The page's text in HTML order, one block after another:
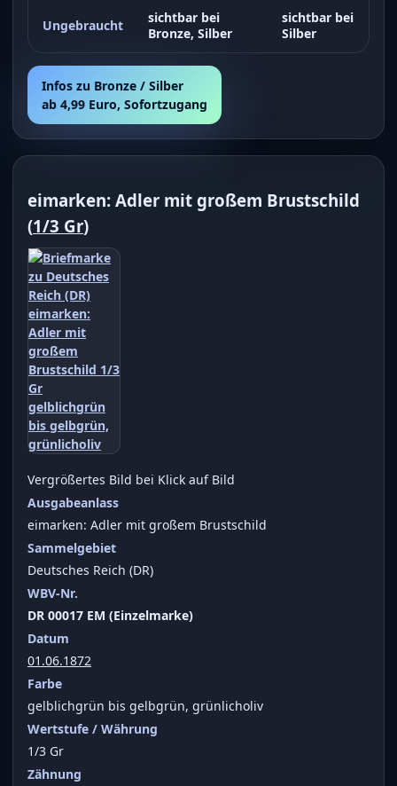
Ungebraucht
sichtbar bei
Bronze, Silber
sichtbar bei
Silber
Infos zu Bronze / Silber
ab 4,99 Euro, Sofortzugang
eimarken: Adler mit großem Brustschild
(1/3 Gr)
Vergrößertes Bild bei Klick auf Bild
Ausgabeanlass
eimarken: Adler mit großem Brustschild
Sammelgebiet
Deutsches Reich (DR)
WBV-Nr.
DR 00017 EM (Einzelmarke)
Datum
01.06.1872
Farbe
gelblichgrün bis gelbgrün, grünlicholiv
Wertstufe / Währung
1/3 Gr
Zähnung